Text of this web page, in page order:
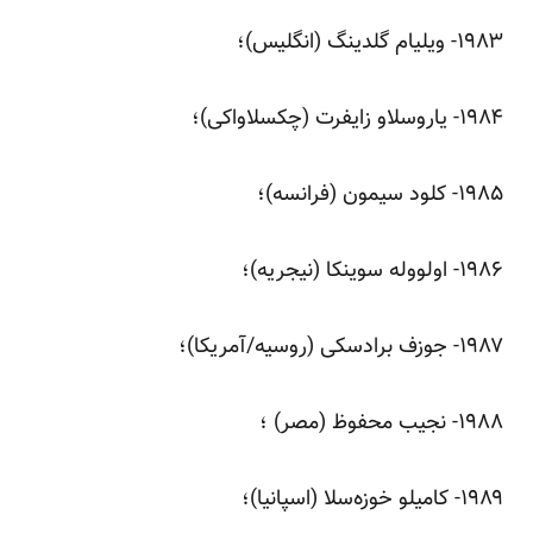
‌۱۹۸۳- ویلیام گلدینگ (انگلیس)؛
‌۱۹۸۴- یاروسلاو زایفرت (چکسلاواکی)؛
‌۱۹۸۵- کلود سیمون (فرانسه)؛
‌۱۹۸۶- اولووله سوینکا (نیجریه)؛
‌۱۹۸۷- جوزف برادسکی (روسیه/آمریکا)؛
‌۱۹۸۸- نجیب محفوظ (مصر) ‌؛
‌۱۹۸۹- کامیلو خوزه‌سلا (اسپانیا)؛